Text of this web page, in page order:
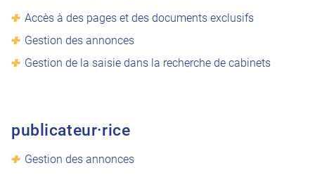
Accès à des pages et des documents exclusifs
Gestion des annonces
Gestion de la saisie dans la recherche de cabinets
publicateur·rice
Gestion des annonces